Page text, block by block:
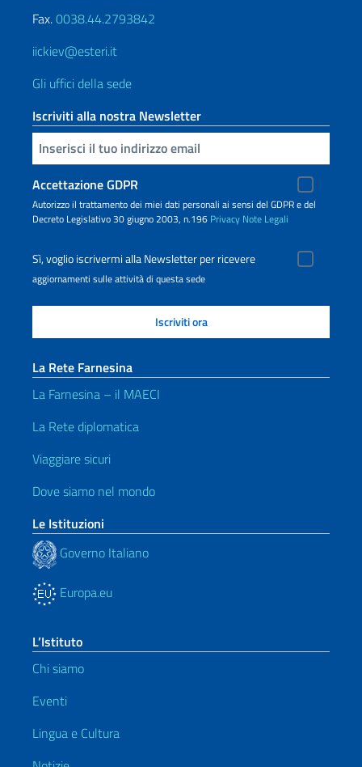
Fax.0038.44.2793842
iickiev@esteri.it
Gli uffici della sede
Iscriviti alla nostra Newsletter
Inserisci la tua email
Accettazione GDPR
Autorizzo il trattamento dei miei dati personali ai sensi del GDPR e del
Decreto Legislativo 30 giugno 2003, n.196 Privacy Note Legali
Sì, voglio iscrivermi alla Newsletter per ricevere
aggiornamenti sulle attività di questa sede
La Rete Farnesina
La Farnesina – il MAECI
La Rete diplomatica
Viaggiare sicuri
Dove siamo nel mondo
Le Istituzioni
Governo Italiano
Europa.eu
L’Istituto
Chi siamo
Eventi
Lingua e Cultura